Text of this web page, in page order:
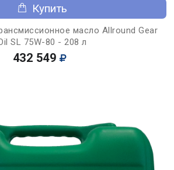
Купить
масло Allround Gear
SL 75W-80 - 208 л
432 549